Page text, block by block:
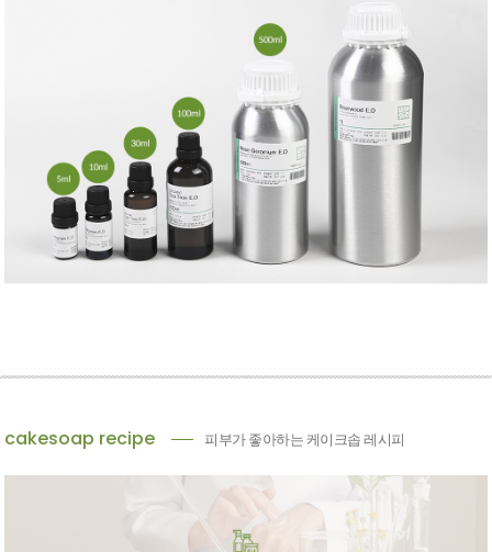
cakesoap recipe 피부가 좋아하는 케이크솝 레시피